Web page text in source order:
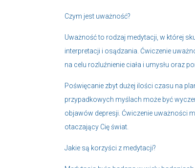
Czym jest uważność?
Uważność to rodzaj medytacji, w której
interpretacji i osądzania. Ćwiczenie
na celu rozluźnienie ciała i umysłu oraz
Poświęcanie zbyt dużej ilości czasu na
przypadkowych myślach może być
objawów depresji. Ćwiczenie uważności
otaczający Cię świat.
Jakie są korzyści z medytacji?